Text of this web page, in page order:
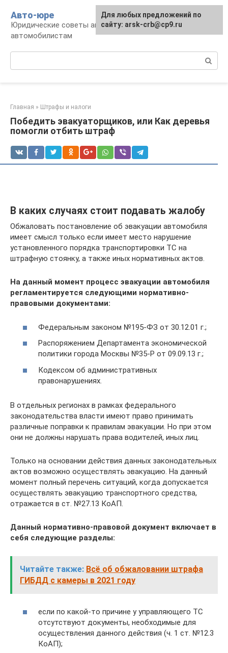
контенту
Авто-юре
Юридические советы автовладельцам и
автомобилистам
Главная » Штрафы и налоги
Победить эвакуаторщиков, или Как деревья
помогли отбить штраф
В каких случаях стоит подавать жалобу
Обжаловать постановление об эвакуации автомобиля
имеет смысл только если имеет место нарушение
установленного порядка транспортировки ТС на
штрафную стоянку, а также иных нормативных актов.
На данный момент процесс эвакуации автомобиля
регламентируется следующими нормативно-
правовыми документами:
Федеральным законом №195-ФЗ от 30.12.01 г.;
Распоряжением Департамента экономической
политики города Москвы №35-Р от 09.09.13 г.;
Кодексом об административных
правонарушениях.
В отдельных регионах в рамках федерального
законодательства власти имеют право принимать
различные поправки к правилам эвакуации. Но при этом
они не должны нарушать права водителей, иных лиц.
Только на основании действия данных законодательных
актов возможно осуществлять эвакуацию. На данный
момент полный перечень ситуаций, когда допускается
осуществлять эвакуацию транспортного средства,
отражается в ст. №27.13 КоАП.
Данный нормативно-правовой документ включает в
себя следующие разделы:
Читайте также: Всё об обжаловании штрафа
ГИБДД с камеры в 2021 году
если по какой-то причине у управляющего ТС
отсутствуют документы, необходимые для
осуществления данного действия (ч. 1 ст. №12.3
КоАП);
Для любых предложений по
сайту: arsk-crb@cp9.ru